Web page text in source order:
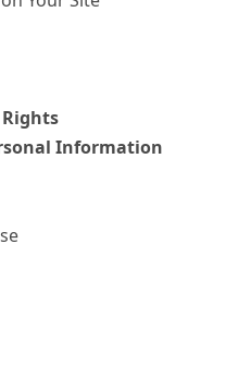
Information